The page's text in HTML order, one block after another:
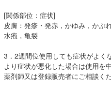
[関係部位：症状]
皮膚：発疹・発赤，かゆみ，かぶ
水疱，亀裂
3．2週間位使用しても症状がよく
より症状が悪化した場合は使用を
薬剤師又は登録販売者にご相談く